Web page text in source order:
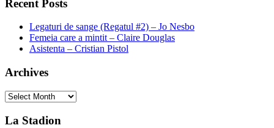
Recent Posts
Legaturi de sange (Regatul #2) – Jo Nesbo
Femeia care a mintit – Claire Douglas
Asistenta – Cristian Pistol
Archives
Archives
La Stadion